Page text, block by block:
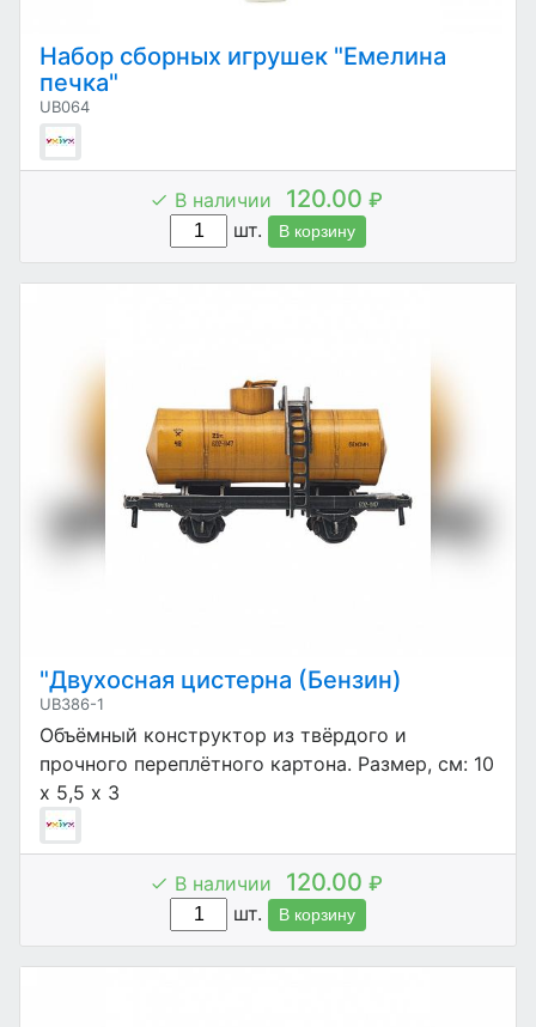
Набор сборных игрушек "Емелина
печка"
UB064
В наличии 120.00 ₽
шт.
В корзину
"Двухосная цистерна (Бензин)
UB386-1
Объёмный конструктор из твёрдого и
прочного переплётного картона. Размер, см: 10
х 5,5 х 3
В наличии 120.00 ₽
шт.
В корзину